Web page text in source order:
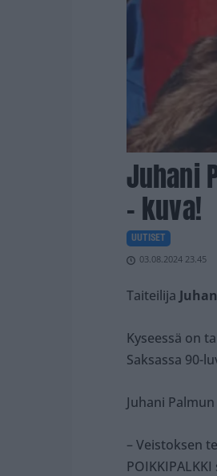
Juhani
– kuva!
UUTISET
03.08.2024 23.45
Taiteilija
Kyseessä on
Saksassa 90-
Juhani
– Veistoksen